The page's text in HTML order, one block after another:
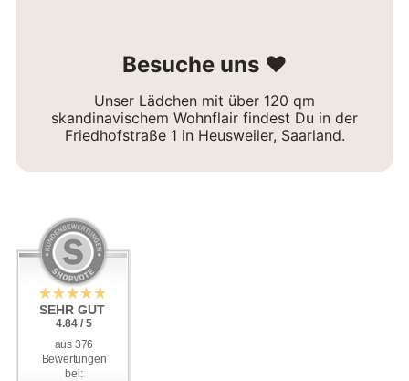
Besuche uns ❤
Unser Lädchen mit über 120 qm
skandinavischem Wohnflair findest Du in der
Friedhofstraße 1 in Heusweiler, Saarland.
SEHR GUT
4.84 / 5
aus 376
Bewertungen
bei:
SEHR GUT
4.84 / 5
aus 376
Bewertungen
bei: